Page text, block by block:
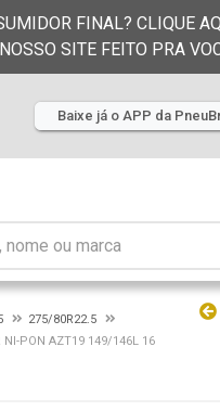
FINAL? CLIQUE
SITE FEITO PRA
Baixe já o APP da
275/80R22.5
NI-PON AZT19 149/146L 16